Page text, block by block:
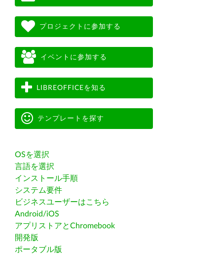
プロジェクトに参加する
イベントに参加する
LIBREOFFICEを知る
テンプレートを探す
OSを選択
言語を選択
インストール手順
システム要件
ビジネスユーザーはこちら
Android/iOS
アプリストアとChromebook
開発版
ポータブル版